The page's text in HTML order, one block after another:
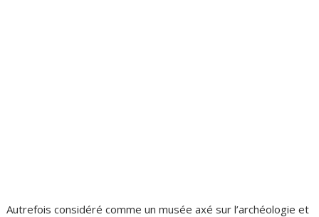
Autrefois considéré comme un musée axé sur l’archéologie et